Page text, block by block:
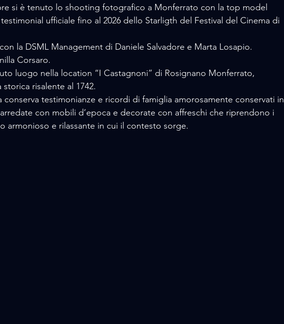
si è tenuto lo shooting fotografico a Monferrato con la top model
ufficiale fino al 2026 dello Starligth del Festival del Cinema di
la DSML Management di Daniele Salvadore e Marta Losapio.
Corsaro.
luogo nella location “I Castagnoni” di Rosignano Monferrato,
risalente al 1742.
conserva testimonianze e ricordi di famiglia amorosamente conservati in
con mobili d’epoca e decorate con affreschi che riprendono i
armonioso e rilassante in cui il contesto sorge.